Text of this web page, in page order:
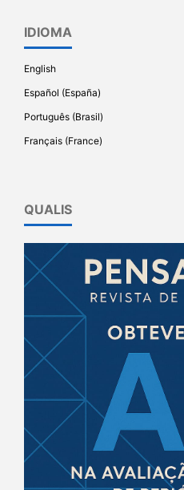
IDIOMA
English
Español (España)
Português (Brasil)
Français (France)
QUALIS